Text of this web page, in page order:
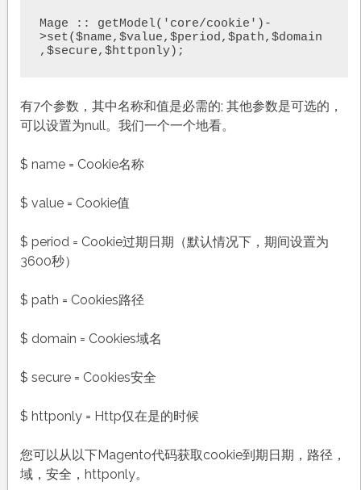
Mage :: getModel('core/cookie')-
>set($name,$value,$period,$path,$domain
,$secure,$httponly);
有7个参数，其中名称和值是必需的; 其他参数是可选的，
可以设置为null。我们一个一个地看。
$ name = Cookie名称
$ value = Cookie值
$ period = Cookie过期日期（默认情况下，期间设置为
3600秒）
$ path = Cookies路径
$ domain = Cookies域名
$ secure = Cookies安全
$ httponly = Http仅在是的时候
您可以从以下Magento代码获取cookie到期日期，路径，
域，安全，httponly。